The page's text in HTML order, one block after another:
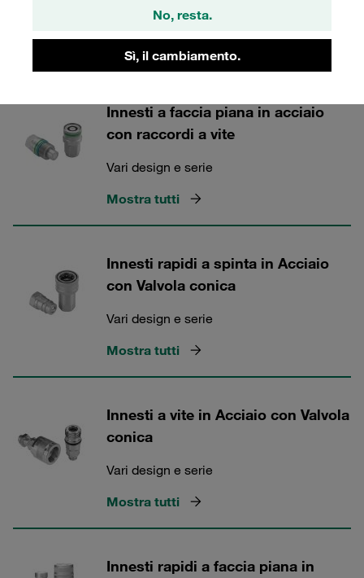
No, resta.
Sì, il cambiamento.
Innesti Rapidi STAUFF
4 Categorie
Innesti a faccia piana in acciaio
con raccordi a vite
Vari design e serie
Mostra tutti
Innesti rapidi a spinta in Acciaio
con Valvola conica
Vari design e serie
Mostra tutti
Innesti a vite in Acciaio con Valvola
conica
Vari design e serie
Mostra tutti
Innesti rapidi a faccia piana in